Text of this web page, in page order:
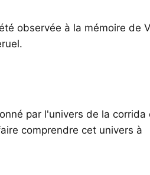
observée à la mémoire de
par l'univers de la corrida
comprendre cet univers à